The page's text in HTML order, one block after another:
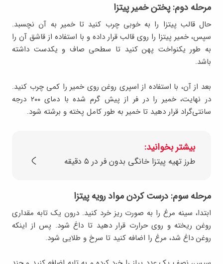
مرحله دوم: پختن خمیر پیتزا
حال قالب پیتزا را به خوبی چرب کنید تا خمیر به آن نچسبد.
سپس، خمیر پیتزا را روی قالب قرار داده و با استفاده از قاشق آن را
به طور یکنواخت پهن کنید تا سطحی صاف و یکدست داشته
باشد.
بعد از آن، با استفاده از اسپری روغن روی خمیر را کمی چرب کنید.
در نهایت، خمیر را در فر از پیش گرم شده با دمای ۲۰۰ درجه
سانتی‌گراد قرار دهید تا خمیر به طور کامل پخته و برشته شود.
بیشتر بخوانید:
طرز تهیه پیتزا خانگی بدون فر در ۵ دقیقه
مرحله سوم: درست کردن مواد رویه پیتزا
ابتدا، سینه مرغ را به صورت ریز خرد کنید. درون یک تابه مقداری
روغن ریخته و روی حرارت قرار دهید تا داغ شود. پس از اینکه
روغن داغ شد، مرغ را اضافه کنید تا سرخ و طلایی شود.